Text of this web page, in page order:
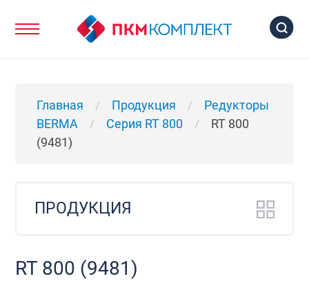
Главная / Продукция /
Редукторы
BERMA
/ Серия RT 800 /
RT 800
(9481)
ПРОДУКЦИЯ
RT 800 (9481)